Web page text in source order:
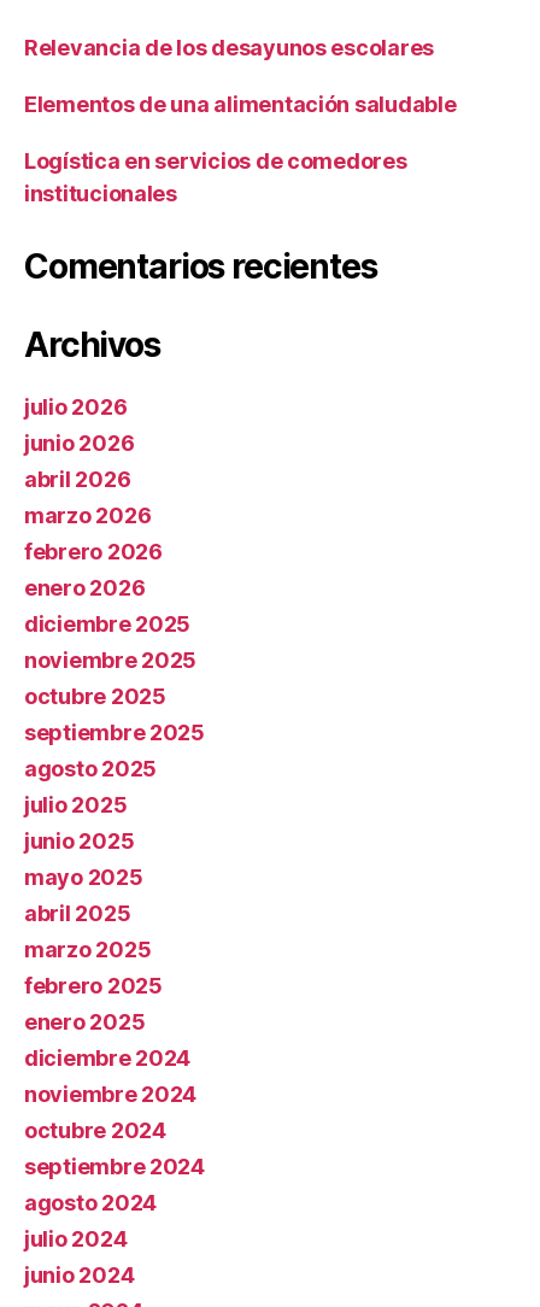
Relevancia de los desayunos escolares
Elementos de una alimentación saludable
Logística en servicios de comedores
institucionales
Comentarios recientes
Archivos
julio 2026
junio 2026
abril 2026
marzo 2026
febrero 2026
enero 2026
diciembre 2025
noviembre 2025
octubre 2025
septiembre 2025
agosto 2025
julio 2025
junio 2025
mayo 2025
abril 2025
marzo 2025
febrero 2025
enero 2025
diciembre 2024
noviembre 2024
octubre 2024
septiembre 2024
agosto 2024
julio 2024
junio 2024